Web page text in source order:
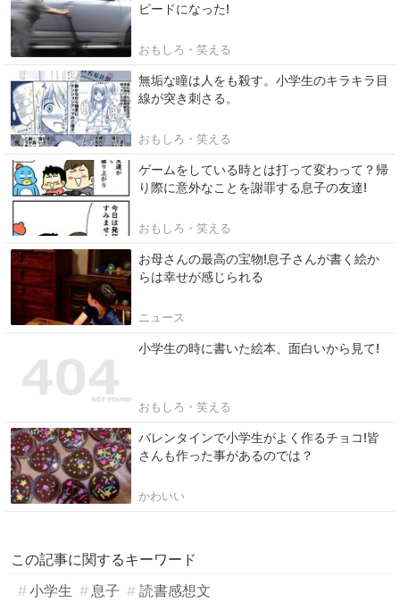
ピードになった!
おもしろ・笑える
無垢な瞳は人をも殺す。小学生のキラキラ目
線が突き刺さる。
おもしろ・笑える
ゲームをしている時とは打って変わって？帰
り際に意外なことを謝罪する息子の友達!
おもしろ・笑える
お母さんの最高の宝物!息子さんが書く絵か
らは幸せが感じられる
ニュース
小学生の時に書いた絵本、面白いから見て!
おもしろ・笑える
バレンタインで小学生がよく作るチョコ!皆
さんも作った事があるのでは？
かわいい
この記事に関するキーワード
小学生
息子 読書感想文